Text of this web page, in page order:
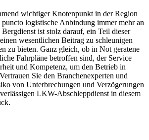
wichtiger Knotenpunkt in der Region
logistische Anbindung immer mehr an
ist stolz darauf, ein Teil dieser
wesentlichen Beitrag zu schleunigen
zu bieten. Ganz gleich, ob in Not geratene
Fahrpläne betroffen sind, der Service
und Kompetenz, um den Betrieb in
Sie den Branchenexperten und
von Unterbrechungen und Verzögerungen
LKW-Abschleppdienst in diesem